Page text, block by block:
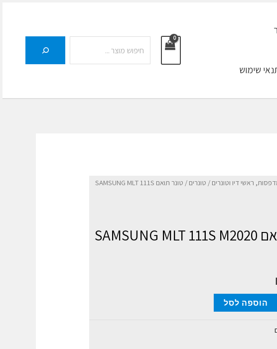
שימוש
ראשי דיו וטונרים / טונרים
/ טונר תואם SAMSUNG MLT 111S
טונר תואם SAMSUNG MLT 111S M2020
הוספה לסל